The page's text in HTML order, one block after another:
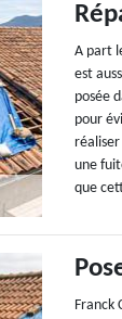
A part
est
posée
pour
une
que
Franck